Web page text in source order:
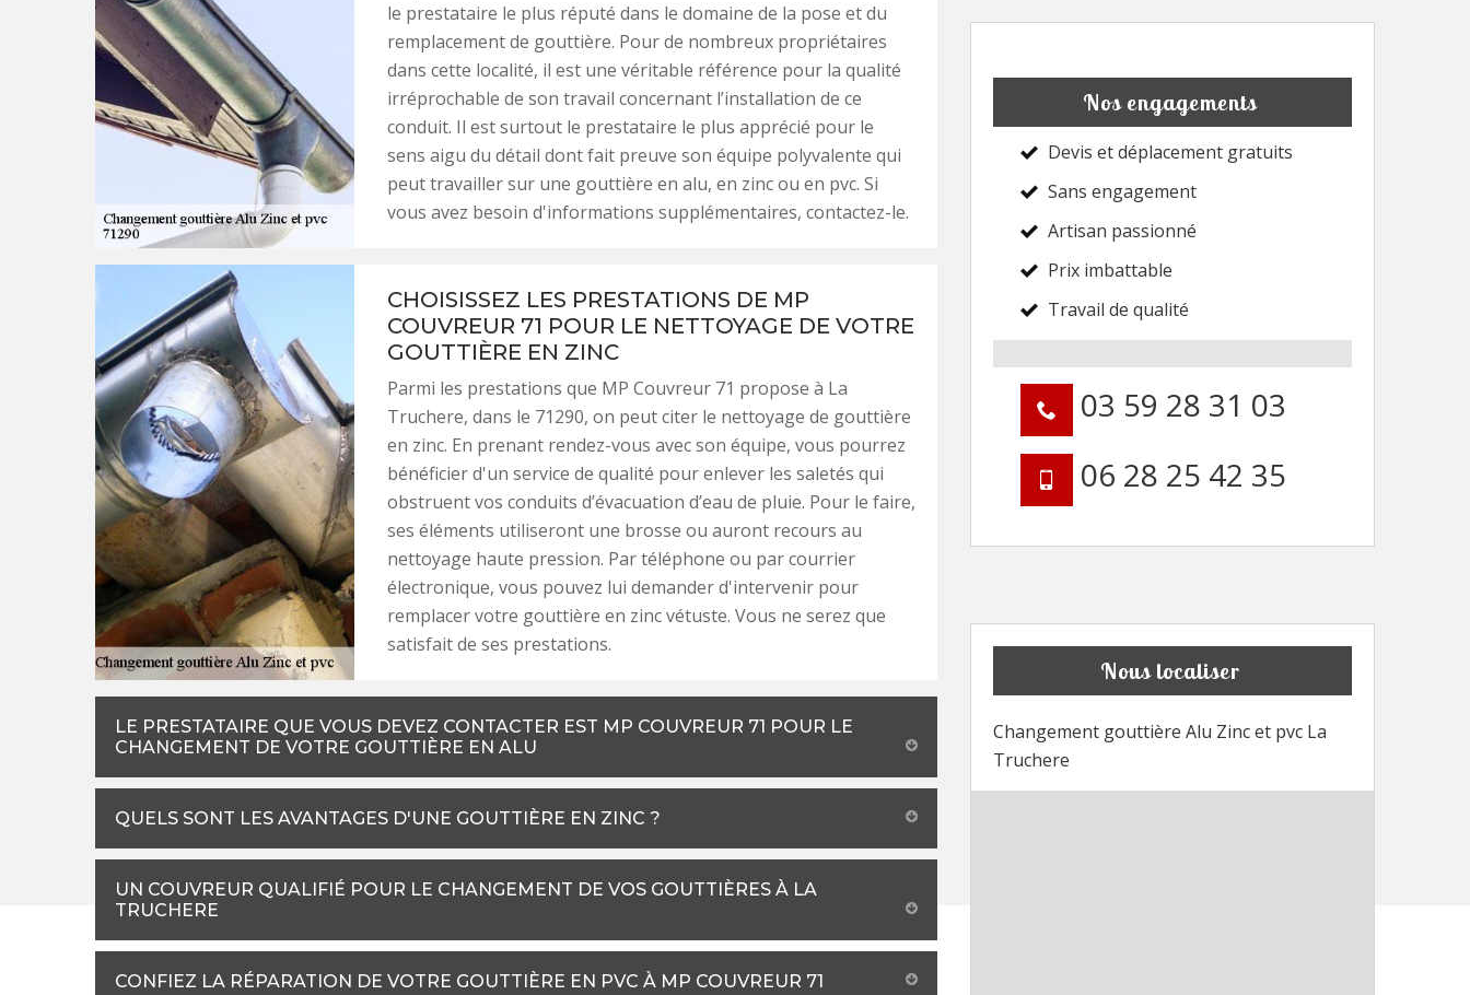
le prestataire le plus réputé dans le domaine de la pose et du
remplacement de gouttière. Pour de nombreux propriétaires
dans cette localité, il est une véritable référence pour la qualité
irréprochable de son travail concernant l’installation de ce
conduit. Il est surtout le prestataire le plus apprécié pour le
sens aigu du détail dont fait preuve son équipe polyvalente qui
peut travailler sur une gouttière en alu, en zinc ou en pvc. Si
vous avez besoin d'informations supplémentaires, contactez-le.
CHOISISSEZ LES PRESTATIONS DE MP
COUVREUR 71 POUR LE NETTOYAGE DE VOTRE
GOUTTIÈRE EN ZINC
Parmi les prestations que MP Couvreur 71 propose à La
Truchere, dans le 71290, on peut citer le nettoyage de gouttière
en zinc. En prenant rendez-vous avec son équipe, vous pourrez
bénéficier d'un service de qualité pour enlever les saletés qui
obstruent vos conduits d’évacuation d’eau de pluie. Pour le faire,
ses éléments utiliseront une brosse ou auront recours au
nettoyage haute pression. Par téléphone ou par courrier
électronique, vous pouvez lui demander d'intervenir pour
remplacer votre gouttière en zinc vétuste. Vous ne serez que
satisfait de ses prestations.
LE PRESTATAIRE QUE VOUS DEVEZ CONTACTER EST MP COUVREUR 71 POUR LE
CHANGEMENT DE VOTRE GOUTTIÈRE EN ALU
QUELS SONT LES AVANTAGES D'UNE GOUTTIÈRE EN ZINC ?
UN COUVREUR QUALIFIÉ POUR LE CHANGEMENT DE VOS GOUTTIÈRES À LA
TRUCHERE
CONFIEZ LA RÉPARATION DE VOTRE GOUTTIÈRE EN PVC À MP COUVREUR 71
Nos engagements
Devis et déplacement gratuits
Sans engagement
Artisan passionné
Prix imbattable
Travail de qualité
03 59 28 31 03
06 28 25 42 35
Nous localiser
Changement gouttière Alu Zinc et pvc La
Truchere